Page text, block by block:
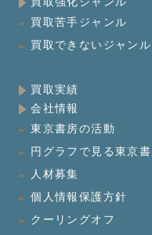
買取苦手ジャンル
買取できないジャンル
買取実績
会社情報
東京書房の活動
円グラフで見る東京
人材募集
個人情報保護方針
クーリングオフ